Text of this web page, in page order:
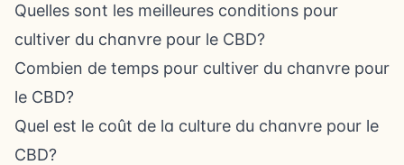
Quelles sont les meilleures conditions pour
cultiver du chanvre pour le CBD?
Combien de temps pour cultiver du chanvre pour
le CBD?
Quel est le coût de la culture du chanvre pour le
CBD?